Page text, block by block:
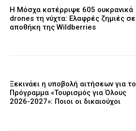
Η Μόσχα κατέρριψε 605 ουκρανικά
drones τη νύχτα: Ελαφρές ζημιές σε
αποθήκη της Wildberries
Ξεκινάει η υποβολή αιτήσεων για το
Πρόγραμμα «Τουρισμός για Όλους
2026-2027»: Ποιοι οι δικαιούχοι